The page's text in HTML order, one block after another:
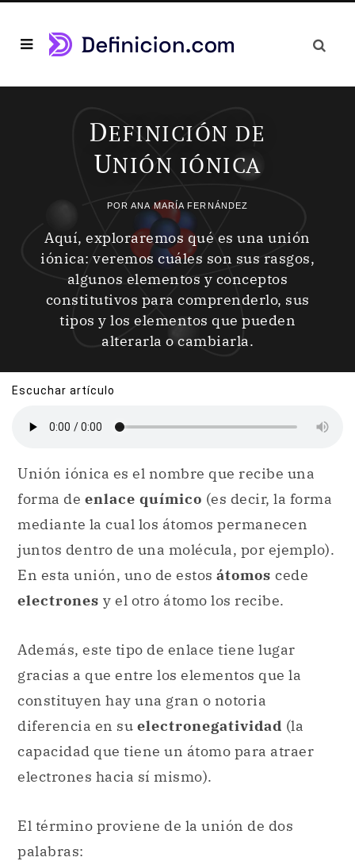
DEFINICIÓN DE
UNIÓN IÓNICA
PORANA MARÍA FERNÁNDEZ
Aquí, exploraremos qué es una unión
iónica: veremos cuáles son sus rasgos,
algunos elementos y conceptos
constitutivos para comprenderlo, sus
tipos y los elementos que pueden
alterarla o cambiarla.
Escuchar artículo
Unión iónica es el nombre que recibe una
forma de enlace químico (es decir, la forma
mediante la cual los átomos permanecen
juntos dentro de una molécula, por ejemplo).
En esta unión, uno de estos átomos cede
electrones y el otro átomo los recibe.
Además, este tipo de enlace tiene lugar
gracias a que entre los elementos que la
constituyen hay una gran o notoria
diferencia en su electronegatividad (la
capacidad que tiene un átomo para atraer
electrones hacia sí mismo).
El término proviene de la unión de dos
palabras: